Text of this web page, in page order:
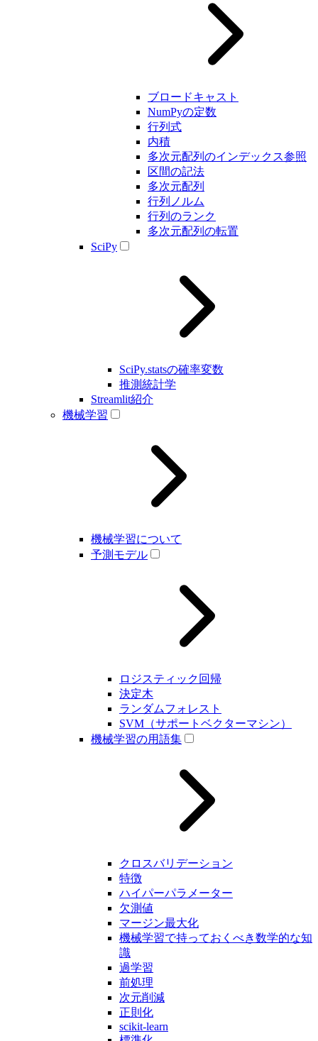
ブロードキャスト
NumPyの定数
行列式
内積
多次元配列のインデックス参照
区間の記法
多次元配列
行列ノルム
行列のランク
多次元配列の転置
SciPy
SciPy.statsの確率変数
推測統計学
Streamlit紹介
機械学習
機械学習について
予測モデル
ロジスティック回帰
決定木
ランダムフォレスト
SVM（サポートベクターマシン）
機械学習の用語集
クロスバリデーション
特徴
ハイパーパラメーター
欠測値
マージン最大化
機械学習で持っておくべき数学的な知
識
過学習
前処理
次元削減
正則化
scikit-learn